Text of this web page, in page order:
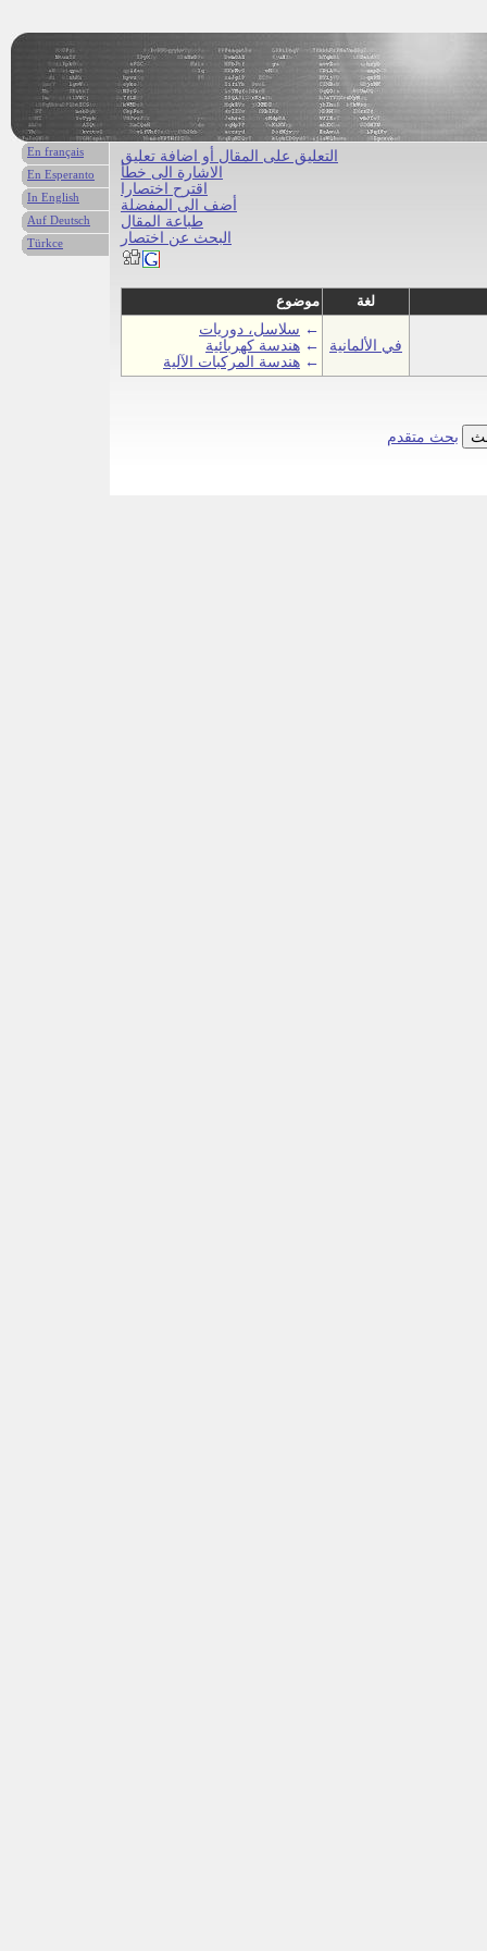
التعليق على المقال أو اضافة تعليق
الاشارة الى خطأ
اقترح اختصارا
أضف الى المفضلة
طباعة المقال
البحث عن اختصار
موضوع
لغة
← سلاسل، دوريات
← هندسة كهربائية
← هندسة المركبات الآلية
في الألمانية
بحث متقدم
En français
En Esperanto
In English
Auf Deutsch
Türkce